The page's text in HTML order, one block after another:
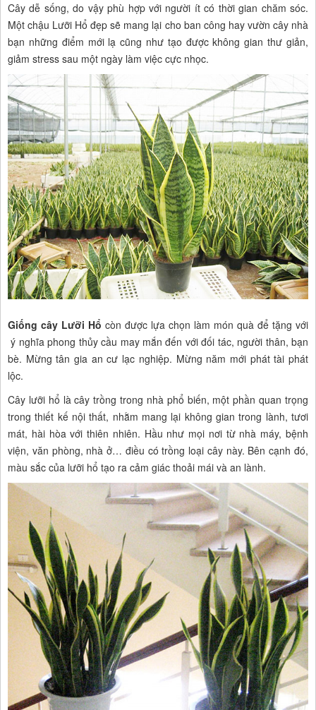
Cây dễ sống, do vậy phù hợp với người ít có thời gian chăm sóc.
Một chậu Lưỡi Hổ đẹp sẽ mang lại cho ban công hay vườn cây nhà
bạn những điểm mới lạ cũng như tạo được không gian thư giản,
giảm stress sau một ngày làm việc cực nhọc.
Giống cây Lưỡi Hổ còn được lựa chọn làm món quà để tặng với
ý nghĩa phong thủy cầu may mắn đến với đối tác, người thân, bạn
bè. Mừng tân gia an cư lạc nghiệp. Mừng năm mới phát tài phát
lộc.
Cây lưỡi hổ là cây trồng trong nhà phổ biến, một phần quan trọng
trong thiết kế nội thất, nhằm mang lại không gian trong lành, tươi
mát, hài hòa với thiên nhiên. Hầu như mọi nơi từ nhà máy, bệnh
viện, văn phòng, nhà ở… điều có trồng loại cây này. Bên cạnh đó,
màu sắc của lưỡi hổ tạo ra cảm giác thoải mái và an lành.